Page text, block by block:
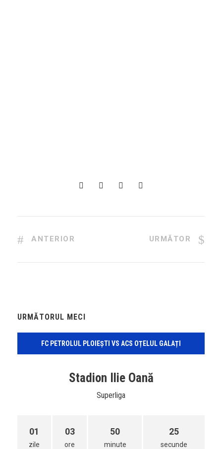
ANTERIOR URMĂTOR
URMĂTORUL MECI
FC PETROLUL PLOIEȘTI VS ACS OȚELUL GALAȚI
Stadion Ilie Oană
Superliga
01
zile
03
ore
50
minute
25
secunde